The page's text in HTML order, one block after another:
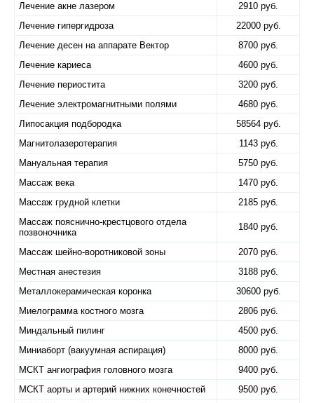
Лечение акне лазером
2910 руб.
Лечение гипергидроза
22000 руб.
Лечение десен на аппарате Вектор
8700 руб.
Лечение кариеса
4600 руб.
Лечение периостита
3200 руб.
Лечение электромагнитными полями
4680 руб.
Липосакция подбородка
58564 руб.
Магнитолазеротерапия
1143 руб.
Мануальная терапия
5750 руб.
Массаж века
1470 руб.
Массаж грудной клетки
2185 руб.
Массаж пояснично-крестцового отдела
позвоночника
1840 руб.
Массаж шейно-воротниковой зоны
2070 руб.
Местная анестезия
3188 руб.
Металлокерамическая коронка
30600 руб.
Миелограмма костного мозга
2806 руб.
Миндальный пилинг
4500 руб.
Миниаборт (вакуумная аспирация)
8000 руб.
МСКТ ангиография головного мозга
9400 руб.
МСКТ аорты и артерий нижних конечностей
9500 руб.